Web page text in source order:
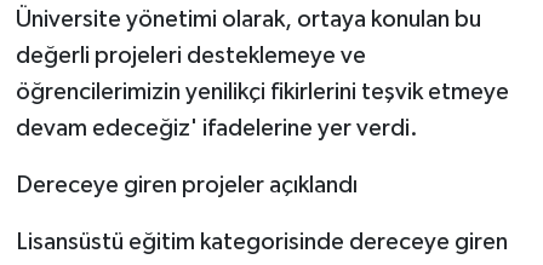
Üniversite yönetimi olarak, ortaya konulan bu
değerli projeleri desteklemeye ve
öğrencilerimizin yenilikçi fikirlerini teşvik etmeye
devam edeceğiz' ifadelerine yer verdi.
Dereceye giren projeler açıklandı
Lisansüstü eğitim kategorisinde dereceye giren